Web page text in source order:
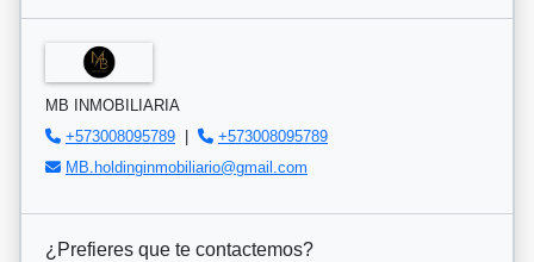
MB INMOBILIARIA
+573008095789 |
+573008095789
MB.holdinginmobiliario@gmail.com
¿Prefieres que te contactemos?